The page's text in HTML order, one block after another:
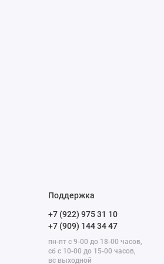
Поддержка
+7 (922) 975 31 10
+7 (909) 144 34 47
пн-пт с 9-00 до 18-00 часов,
сб с 10-00 до 15-00 часов,
вс выходной